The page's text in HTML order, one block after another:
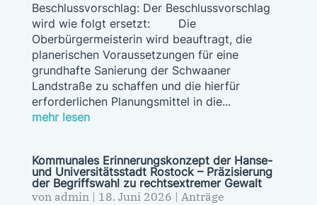
Beschlussvorschlag: Der Beschlussvorschlag
wird wie folgt ersetzt: Die
Oberbürgermeisterin wird beauftragt, die
planerischen Voraussetzungen für eine
grundhafte Sanierung der Schwaaner
Landstraße zu schaffen und die hierfür
erforderlichen Planungsmittel in die...
mehr lesen
Kommunales Erinnerungskonzept der Hanse-
und Universitätsstadt Rostock – Präzisierung
der Begriffswahl zu rechtsextremer Gewalt
von admin| 18. Juni 2026 | Anträge